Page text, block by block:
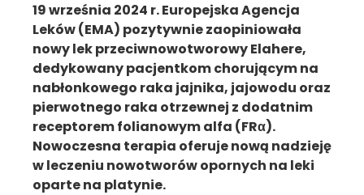
19 września 2024 r. Europejska Agencja
Leków (EMA) pozytywnie zaopiniowała
nowy lek przeciwnowotworowy Elahere,
dedykowany pacjentkom chorującym na
nabłonkowego raka jajnika, jajowodu oraz
pierwotnego raka otrzewnej z dodatnim
receptorem folianowym alfa (FRα).
Nowoczesna terapia oferuje nową nadzieję
w leczeniu nowotworów opornych na leki
oparte na platynie.